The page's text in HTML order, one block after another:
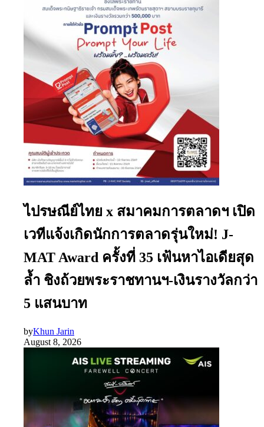
ไปรษณีย์ไทย x สมาคมการตลาดฯ เปิด
เวทีแจ้งเกิดนักการตลาดรุ่นใหม่! J-
MAT Award ครั้งที่ 35 เฟ้นหาไอเดียสุด
ล้ำ ชิงถ้วยพระราชทานฯ-เงินรางวัลกว่า
5 แสนบาท
byKhun Jarin
August 8, 2026